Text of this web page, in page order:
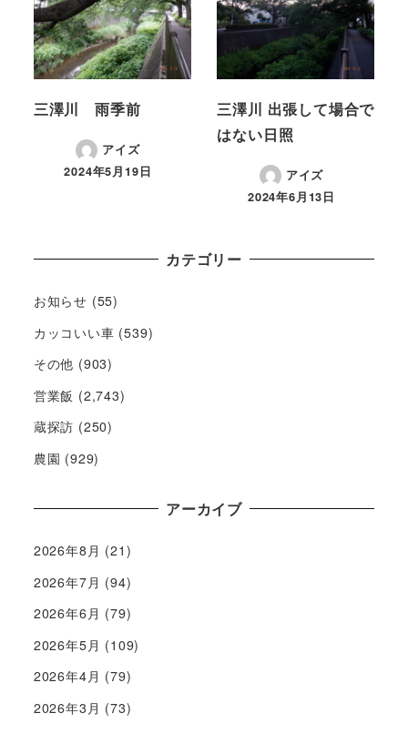
三澤川 雨季前
アイズ
2024年5月19日
三澤川 出張して場合で
はない日照
アイズ
2024年6月13日
カテゴリー
お知らせ (55)
カッコいい車 (539)
その他 (903)
営業飯 (2,743)
蔵探訪 (250)
農園 (929)
アーカイブ
2026年8月 (21)
2026年7月 (94)
2026年6月 (79)
2026年5月 (109)
2026年4月 (79)
2026年3月 (73)